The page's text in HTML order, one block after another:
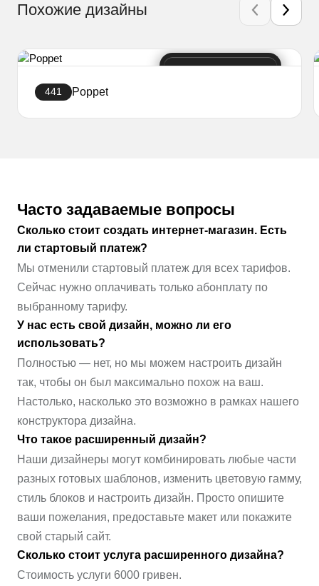
Похожие дизайны
441 Poppet
Часто задаваемые вопросы
Сколько стоит создать интернет-магазин. Есть
ли стартовый платеж?
Мы отменили стартовый платеж для всех тарифов.
Сейчас нужно оплачивать только абонплату по
выбранному тарифу.
У нас есть свой дизайн, можно ли его
использовать?
Полностью — нет, но мы можем настроить дизайн
так, чтобы он был максимально похож на ваш.
Настолько, насколько это возможно в рамках нашего
конструктора дизайна.
Что такое расширенный дизайн?
Наши дизайнеры могут комбинировать любые части
разных готовых шаблонов, изменить цветовую гамму,
стиль блоков и настроить дизайн. Просто опишите
ваши пожелания, предоставьте макет или покажите
свой старый сайт.
Сколько стоит услуга расширенного дизайна?
Стоимость услуги 6000 гривен.